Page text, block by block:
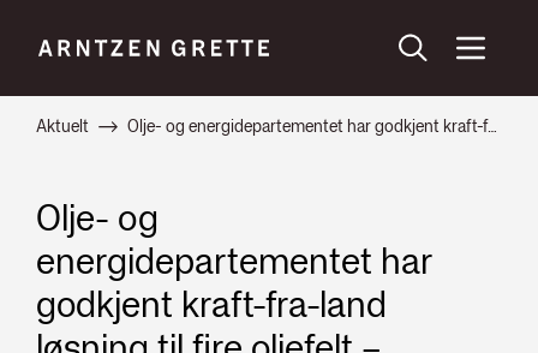
Aktuelt Olje- og energidepartementet har godkjent kraft-fra-land løsning til fire oljefelt – Arntzen de Besche representerte Petoro AS og Johan Sverdrup Unit
Olje- og
energidepartementet har
godkjent kraft-fra-land